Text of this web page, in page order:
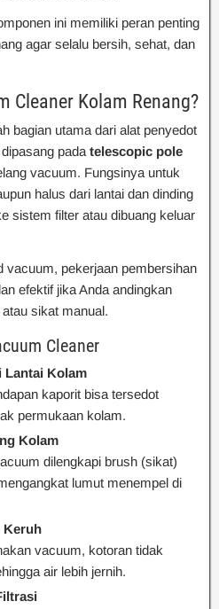
ini memiliki peran penting
agar selalu bersih, sehat, dan
Cleaner Kolam Renang?
bagian utama dari alat penyedot
pada telescopic pole
vacuum. Fungsinya untuk
halus dari lantai dan dinding
sistem filter atau dibuang keluar
vacuum, pekerjaan pembersihan
efektif jika Anda andingkan
sikat manual.
Cleaner
Lantai Kolam
kaporit bisa tersedot
permukaan kolam.
Kolam
dilengkapi brush (sikat)
lumut menempel di
Keruh
vacuum, kotoran tidak
air lebih jernih.